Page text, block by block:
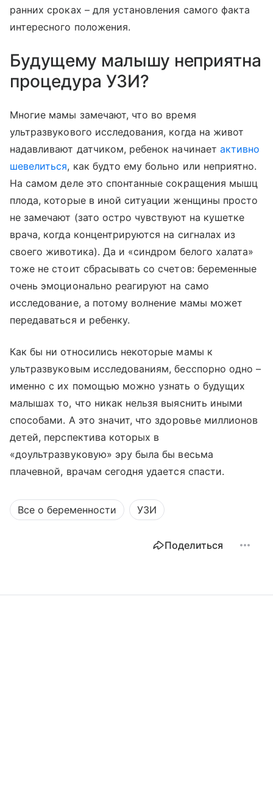
ранних сроках – для установления самого факта
интересного положения.
Будущему малышу неприятна
процедура УЗИ?
Многие мамы замечают, что во время
ультразвукового исследования, когда на живот
надавливают датчиком, ребенок начинает активно
шевелиться, как будто ему больно или неприятно.
На самом деле это спонтанные сокращения мышц
плода, которые в иной ситуации женщины просто
не замечают (зато остро чувствуют на кушетке
врача, когда концентрируются на сигналах из
своего животика). Да и «синдром белого халата»
тоже не стоит сбрасывать со счетов: беременные
очень эмоционально реагируют на само
исследование, а потому волнение мамы может
передаваться и ребенку.
Как бы ни относились некоторые мамы к
ультразвуковым исследованиям, бесспорно одно –
именно с их помощью можно узнать о будущих
малышах то, что никак нельзя выяснить иными
способами. А это значит, что здоровье миллионов
детей, перспектива которых в
«доультразвуковую» эру была бы весьма
плачевной, врачам сегодня удается спасти.
Все о беременности УЗИ
Поделиться